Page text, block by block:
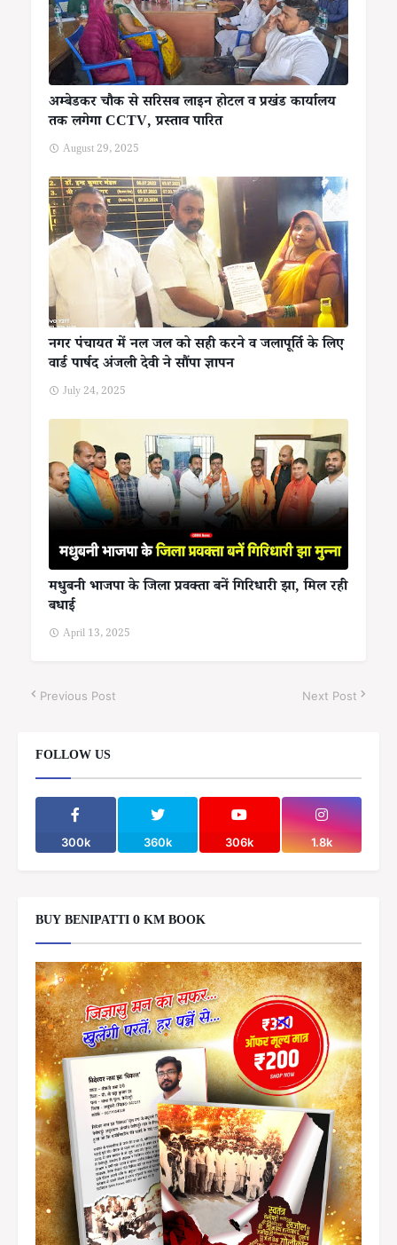
अम्बेडकर चौक से सरिसब लाइन होटल व प्रखंड कार्यालय
तक लगेगा CCTV, प्रस्ताव पारित
August 29, 2025
नगर पंचायत में नल जल को सही करने व जलापूर्ति के लिए
वार्ड पार्षद अंजली देवी ने सौंपा ज्ञापन
July 24, 2025
मधुबनी भाजपा के जिला प्रवक्ता बनें गिरिधारी झा, मिल रही
बधाई
April 13, 2025
Previous Post Next Post
FOLLOW US
300k 360k 306k 1.8k
BUY BENIPATTI 0 KM BOOK